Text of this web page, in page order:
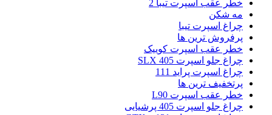
خطر عقب اسپرت تیبا 2
مه شکن
چراغ اسپرت تیبا
پرفروش ترین ها
خطر عقب اسپرت کوییک
چراغ جلو اسپرت 405 SLX
چراغ اسپرت پراید 111
پرتخفیف ترین ها
خطر عقب اسپرت L90
چراغ جلو اسپرت 405 پرشیایی